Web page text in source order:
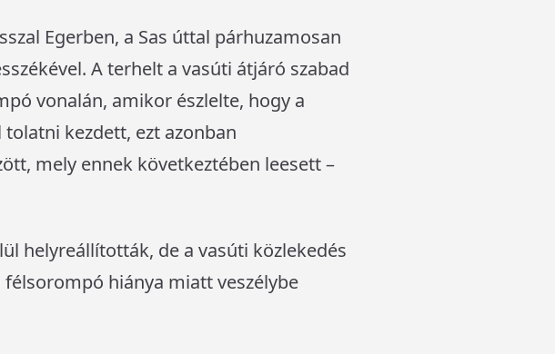
Egerben, a Sas úttal párhuzamosan
A terhelt a vasúti átjáró szabad
vonalán, amikor észlelte, hogy a
kezdett, ezt azonban
mely ennek következtében leesett –
helyreállították, de a vasúti közlekedés
hiánya miatt veszélybe